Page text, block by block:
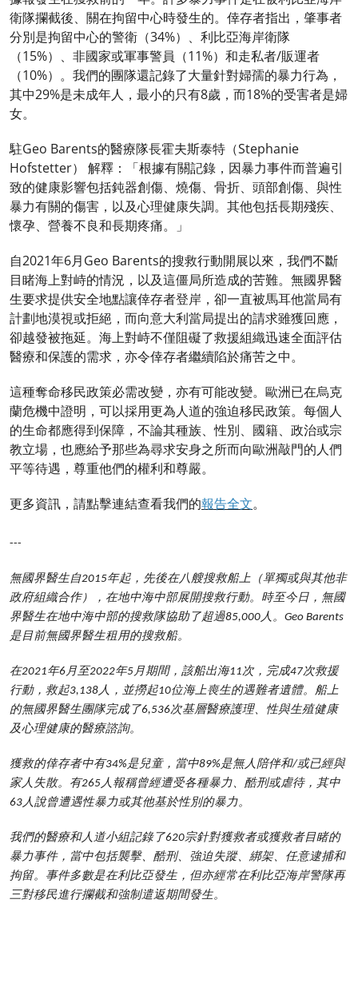
衛隊攔截後、關在拘留中心時發生的。倖存者指出，肇事者
分別是拘留中心的警衛（34%）、利比亞海岸衛隊
（15%）、非國家或軍事警員（11%）和走私者/販運者
（10%）。我們的團隊還記錄了大量針對婦孺的暴力行為，
其中29%是未成年人，最小的只有8歲，而18%的受害者是婦
女。
駐Geo Barents的醫療隊長霍夫斯泰特（Stephanie
Hofstetter） 解釋：「根據有關記錄，因暴力事件而普遍引
致的健康影響包括鈍器創傷、燒傷、骨折、頭部創傷、與性
暴力有關的傷害，以及心理健康失調。其他包括長期殘疾、
懷孕、營養不良和長期疼痛。」
自2021年6月Geo Barents的搜救行動開展以來，我們不斷
目睹海上對峙的情況，以及這僵局所造成的苦難。無國界醫
生要求提供安全地點讓倖存者登岸，卻一直被馬耳他當局有
計劃地漠視或拒絕，而向意大利當局提出的請求雖獲回應，
卻越發被拖延。海上對峙不僅阻礙了救援組織迅速全面評估
醫療和保護的需求，亦令倖存者繼續陷於痛苦之中。
這種奪命移民政策必需改變，亦有可能改變。歐洲已在烏克
蘭危機中證明，可以採用更為人道的強迫移民政策。每個人
的生命都應得到保障，不論其種族、性別、國籍、政治或宗
教立場，也應給予那些為尋求安身之所而向歐洲敲門的人們
平等待遇，尊重他們的權利和尊嚴。
更多資訊，請點擊連結查看我們的報告全文。
---
無國界醫生自2015年起，先後在八艘搜救船上（單獨或與其他非
政府組織合作），在地中海中部展開搜救行動。時至今日，無國
界醫生在地中海中部的搜救隊協助了超過85,000人。Geo Barents
是目前無國界醫生租用的搜救船。
在2021年6月至2022年5月期間，該船出海11次，完成47次救援
行動，救起3,138人，並撈起10位海上喪生的遇難者遺體。船上
的無國界醫生團隊完成了6,536次基層醫療護理、性與生殖健康
及心理健康的醫療諮詢。
獲救的倖存者中有34%是兒童，當中89%是無人陪伴和/或已經與
家人失散。有265人報稱曾經遭受各種暴力、酷刑或虐待，其中
63人說曾遭遇性暴力或其他基於性別的暴力。
我們的醫療和人道小組記錄了620宗針對獲救者或獲救者目睹的
暴力事件，當中包括襲擊、酷刑、強迫失蹤、綁架、任意逮捕和
拘留。事件多數是在利比亞發生，但亦經常在利比亞海岸警隊再
三對移民進行攔截和強制遣返期間發生。